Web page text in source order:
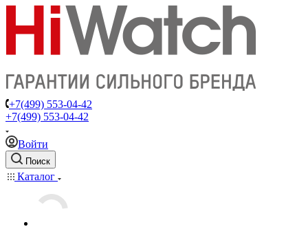
+7(499) 553-04-42
+7(499) 553-04-42
Войти
Поиск
Каталог